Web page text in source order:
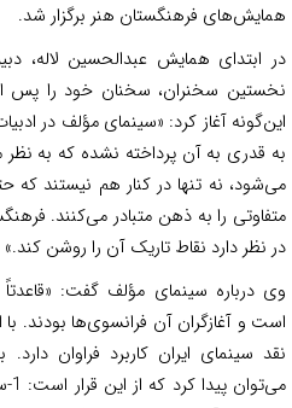
فرهنگستان هنر برگزار شد.
ابتدای همایش عبدالحسین لاله،
سخنران، سخنان خود را پس از
آغاز کرد: «سینمای مؤلف در
قدری به آن پرداخته نشده که به نظر
نه تنها در کنار هم نیستند که حتی
را به ذهن متبادر می‌کنند.
نظر دارد نقاط تاریک آن را روشن کند.»
درباره سینمای مؤلف گفت: «قاعدتاً
و آغازگران آن فرانسوی‌ها بودند. با
سینمای ایران کاربرد فراوان دارد.
می‌‌توان